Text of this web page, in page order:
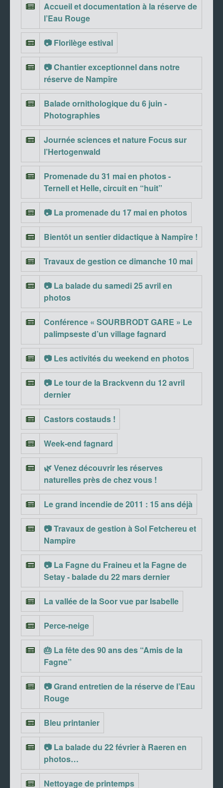
Accueil et documentation à la réserve de
l’Eau Rouge
📷 Florilège estival
📷 Chantier exceptionnel dans notre
réserve de Nampîre
Balade ornithologique du 6 juin -
Photographies
Journée sciences et nature Focus sur
l’Hertogenwald
Promenade du 31 mai en photos -
Ternell et Helle, circuit en “huit”
📷 La promenade du 17 mai en photos
Bientôt un sentier didactique à Nampîre !
Travaux de gestion ce dimanche 10 mai
📷 La balade du samedi 25 avril en
photos
Conférence « SOURBRODT GARE » Le
palimpseste d’un village fagnard
📷 Les activités du weekend en photos
📷 Le tour de la Brackvenn du 12 avril
dernier
Castors costauds !
Week-end fagnard
🌿 Venez découvrir les réserves
naturelles près de chez vous !
Le grand incendie de 2011 : 15 ans déjà
📷 Travaux de gestion à Sol Fetchereu et
Nampîre
📷 La Fagne du Fraineu et la Fagne de
Setay - balade du 22 mars dernier
La vallée de la Soor vue par Isabelle
Perce-neige
🎂 La fête des 90 ans des “Amis de la
Fagne”
📷 Grand entretien de la réserve de l’Eau
Rouge
Bleu printanier
📷 La balade du 22 février à Raeren en
photos…
Nettoyage de printemps